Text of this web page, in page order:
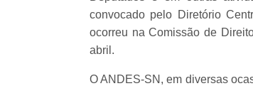
convocado pelo Diretório
ocorreu na Comissão de
abril.
O ANDES-SN, em diversas